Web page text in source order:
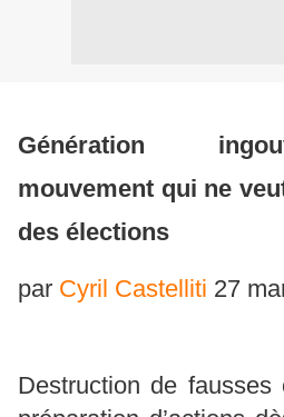
Génération
mouvement qui ne
des élections
par Cyril Castelliti 27
Destruction de fausses